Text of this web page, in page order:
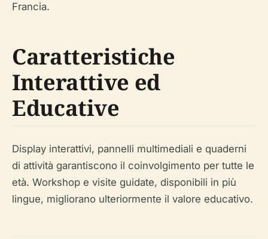
Francia.
Caratteristiche
Interattive ed
Educative
Display interattivi, pannelli multimediali e quaderni
di attività garantiscono il coinvolgimento per tutte le
età. Workshop e visite guidate, disponibili in più
lingue, migliorano ulteriormente il valore educativo.